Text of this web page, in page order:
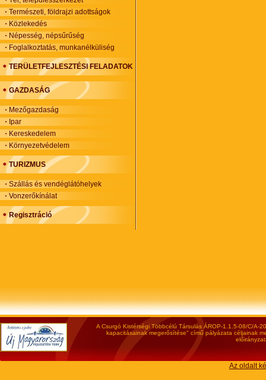
Természeti, földrajzi adottságok
Közlekedés
Népesség, népsűrűség
Foglalkoztatás, munkanélküliség
TERÜLETFEJLESZTÉSI FELADATOK
GAZDASÁG
Mezőgazdaság
Ipar
Kereskedelem
Környezetvédelem
TURIZMUS
Szállás és vendéglátóhelyek
Vonzerőkínálat
Regisztráció
A Csurgó Kistérségi Többcélú Társulás ÁROP-1.1.5-08/C/A-
kapacitásainak megerősítése" című pályázata céljainak
Az oldalt